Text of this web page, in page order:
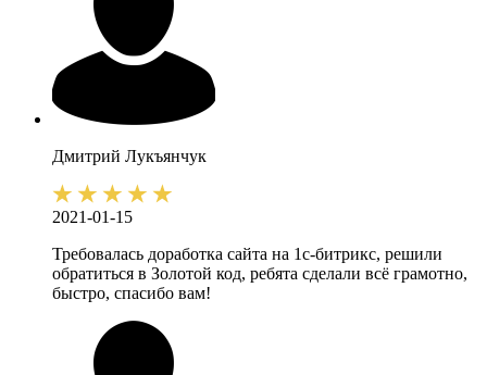
Дмитрий Лукъянчук
2021-01-15
Требовалась доработка сайта на 1с-битрикс, решили
обратиться в Золотой код, ребята сделали всё грамотно,
быстро, спасибо вам!